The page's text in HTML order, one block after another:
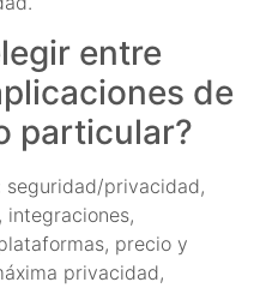
entre
de
particular?
seguridad/privacidad,
precio y
privacidad,